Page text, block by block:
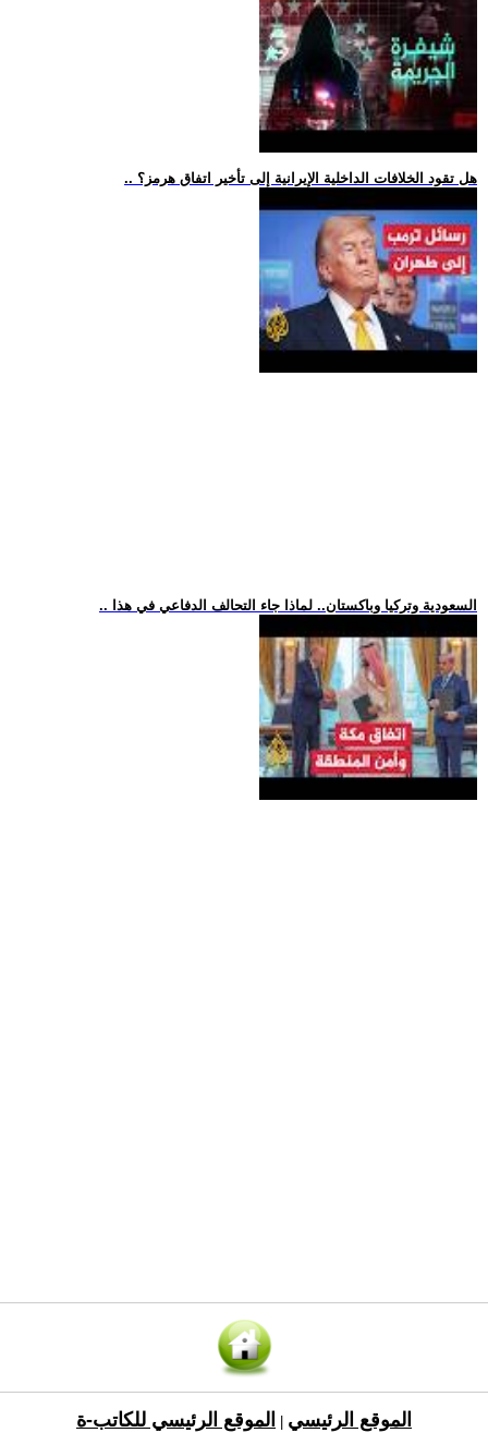
.. هل تقود الخلافات الداخلية الإيرانية إلى تأخير اتفاق هرمز؟
.. السعودية وتركيا وباكستان.. لماذا جاء التحالف الدفاعي في هذا
الموقع الرئيسي الموقع الرئيسي للكاتب-ة